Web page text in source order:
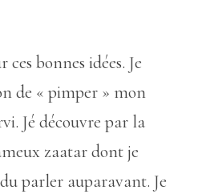
bonnes idées. Je
de « pimper » mon
Jé découvre par la
zaatar dont je
parler auparavant. Je